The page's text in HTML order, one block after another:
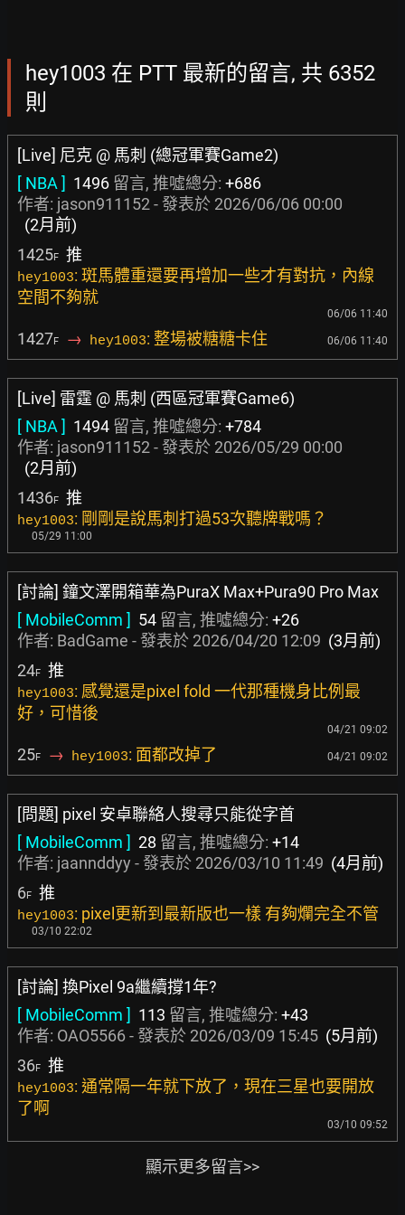
hey1003 在 PTT 最新的留言, 共 6352
則
[Live] 尼克 @ 馬刺 (總冠軍賽Game2)
[ NBA ] 1496 留言, 推噓總分: +686
作者: jason911152 - 發表於 2026/06/06 00:00
(2月前)
1425F 推
hey1003: 斑馬體重還要再增加一些才有對抗，內線
空間不夠就
06/06 11:40
1427F → hey1003: 整場被糖糖卡住 06/06 11:40
[Live] 雷霆 @ 馬刺 (西區冠軍賽Game6)
[ NBA ] 1494 留言, 推噓總分: +784
作者: jason911152 - 發表於 2026/05/29 00:00
(2月前)
1436F 推
hey1003: 剛剛是說馬刺打過53次聽牌戰嗎？
05/29 11:00
[討論] 鐘文澤開箱華為PuraX Max+Pura90 Pro Max
[ MobileComm ] 54 留言, 推噓總分: +26
作者: BadGame - 發表於 2026/04/20 12:09 (3月前)
24F 推
hey1003: 感覺還是pixel fold 一代那種機身比例最
好，可惜後
04/21 09:02
25F → hey1003: 面都改掉了 04/21 09:02
[問題] pixel 安卓聯絡人搜尋只能從字首
[ MobileComm ] 28 留言, 推噓總分: +14
作者: jaannddyy - 發表於 2026/03/10 11:49 (4月前)
6F 推
hey1003: pixel更新到最新版也一樣 有夠爛完全不管
03/10 22:02
[討論] 換Pixel 9a繼續撐1年?
[ MobileComm ] 113 留言, 推噓總分: +43
作者: OAO5566- 發表於 2026/03/09 15:45 (5月前)
36F 推
hey1003: 通常隔一年就下放了，現在三星也要開放
了啊
03/10 09:52
顯示更多留言>>